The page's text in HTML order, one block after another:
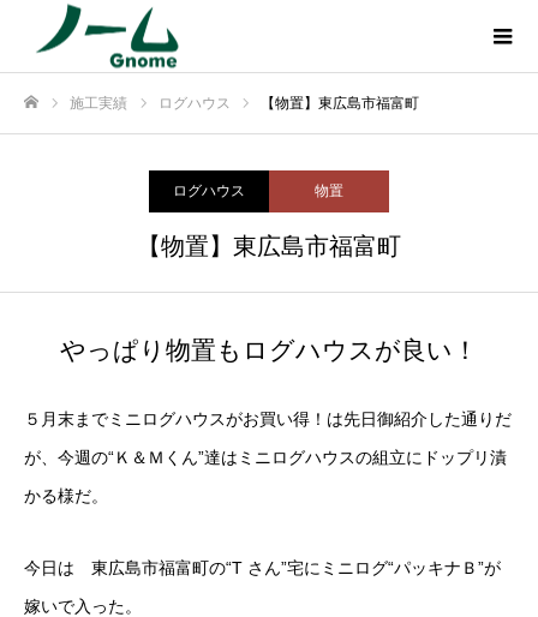
施工実績 ログハウス 【物置】東広島市福富町
ログハウス 物置
【物置】東広島市福富町
やっぱり物置もログハウスが良い！
５月末までミニログハウスがお買い得！は先日御紹介した通りだ
が、今週の“Ｋ＆Ｍくん”達はミニログハウスの組立にドップリ漬
かる様だ。
今日は 東広島市福富町の“T さん”宅にミニログ“パッキナＢ”が
嫁いで入った。